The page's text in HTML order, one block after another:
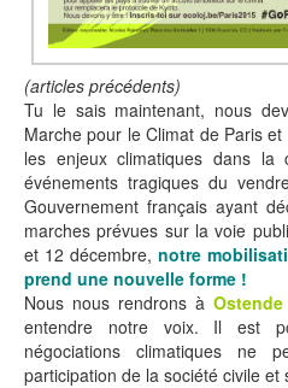
(articles précédents)
Tu le sais maintenant, nous
Marche pour le Climat de Paris
les enjeux climatiques dans la
événements tragiques du
Gouvernement français ayant
marches prévues sur la voie
et 12 décembre,notre
prend une nouvelle forme !
Nous nous rendrons à
entendre notre voix. Il est
négociations climatiques ne
participation de la société civile